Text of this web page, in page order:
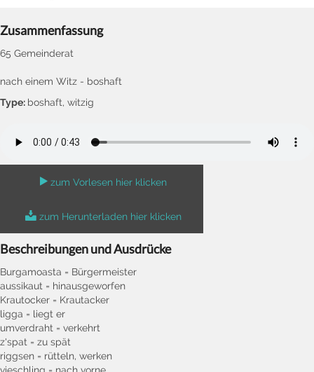
Zusammenfassung
65 Gemeinderat
nach einem Witz - boshaft
Type: boshaft, witzig
zum Vorlesen hier klicken
zum Herunterladen hier klicken
Beschreibungen und Ausdrücke
Burgamoasta = Bürgermeister
aussikaut = hinausgeworfen
Krautocker = Krautacker
ligga = liegt er
umverdraht = verkehrt
z'spat = zu spät
riggsen = rütteln, werken
vieschling = nach vorne